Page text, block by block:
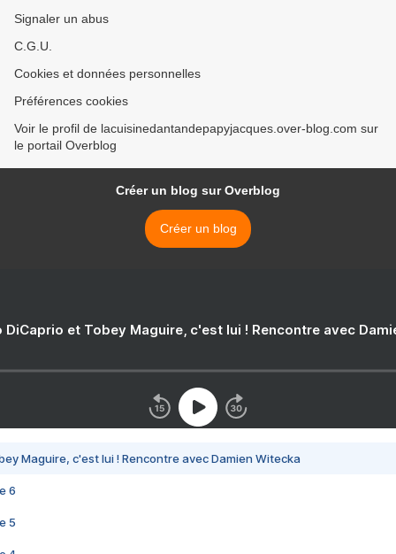
Signaler un abus
C.G.U.
Cookies et données personnelles
Préférences cookies
Voir le profil de lacuisinedantandepapyjacques.over-blog.com sur
le portail Overblog
Créer un blog sur Overblog
Créer un blog
DiCaprio et Tobey Maguire, c'est lui ! Rencontre avec
Maguire, c'est lui ! Rencontre avec Damien Witecka
6
5